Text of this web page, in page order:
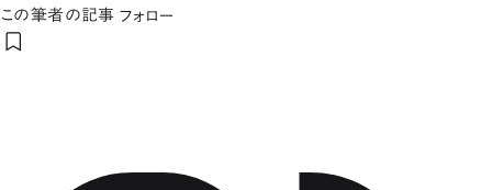
この筆者の記事 フォロー